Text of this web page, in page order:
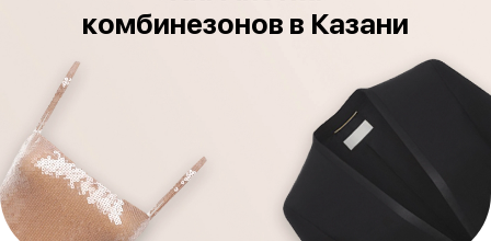
комбинезонов в Казани